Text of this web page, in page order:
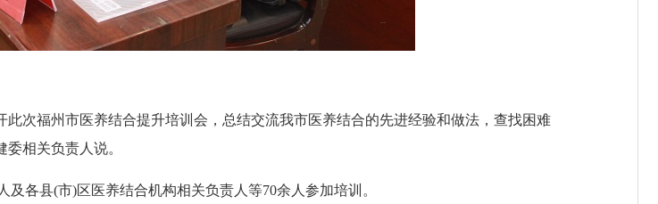
福州市医养结合提升培训会，总结交流我市医养结合的先进经验和做法，查找困难
相关负责人说。
县(市)区医养结合机构相关负责人等70余人参加培训。